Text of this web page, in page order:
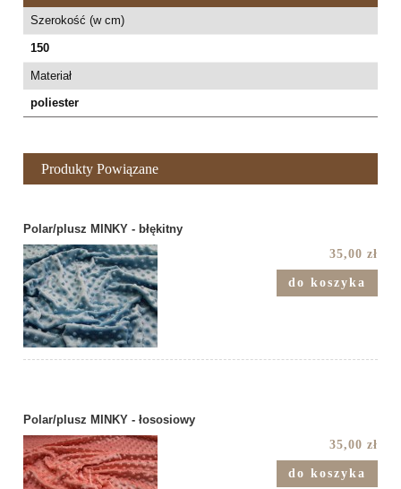
Szerokość (w cm)
150
Materiał
poliester
Produkty Powiązane
Polar/plusz MINKY - błękitny
35,00 zł
do koszyka
Polar/plusz MINKY - łososiowy
35,00 zł
do koszyka